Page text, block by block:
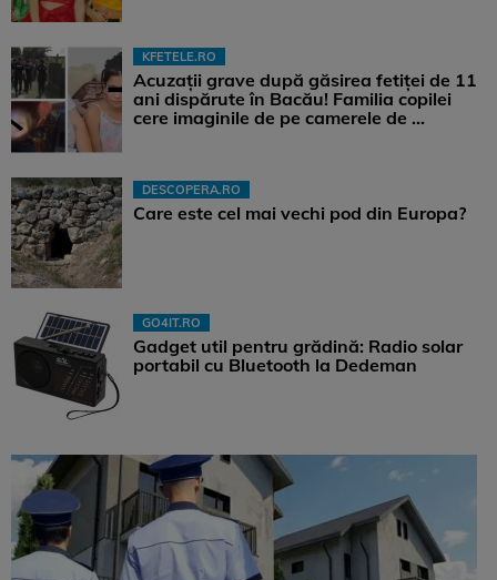
KFETELE.RO
Acuzații grave după găsirea fetiței de 11
ani dispărute în Bacău! Familia copilei
cere imaginile de pe camerele de ...
DESCOPERA.RO
Care este cel mai vechi pod din Europa?
GO4IT.RO
Gadget util pentru grădină: Radio solar
portabil cu Bluetooth la Dedeman